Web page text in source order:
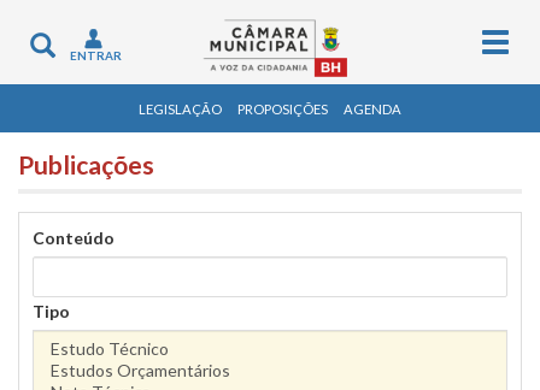
Toggle
navigation
ENTRAR
LEGISLAÇÃO PROPOSIÇÕES AGENDA
Publicações
Conteúdo
Tipo